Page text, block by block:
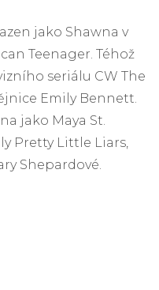
jako Shawna v
Teenager. Téhož
seriálu CW The
Emily Bennett.
jako Maya St.
Pretty Little Liars,
Shepardové.